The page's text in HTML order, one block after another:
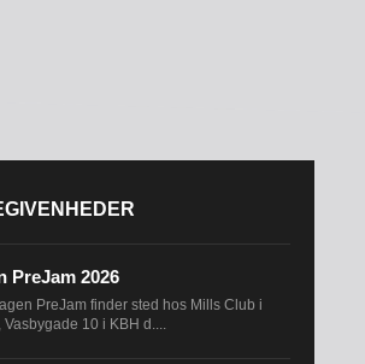
PreJam 2026
PreJam finder sted hos Mills Club i
Vasbygade 10 i KBH d....